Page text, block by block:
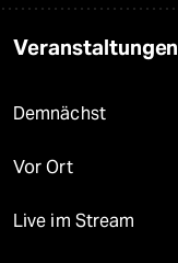
Veranstaltungen
Demnächst
Vor Ort
Live im Stream